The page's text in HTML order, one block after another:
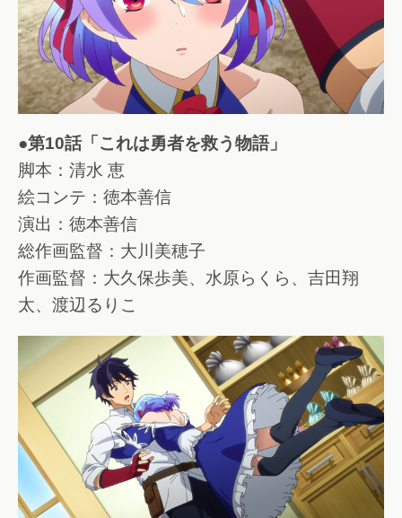
●第10話「これは勇者を救う物語」
脚本：清水 恵
絵コンテ：徳本善信
演出：徳本善信
総作画監督：大川美穂子
作画監督：大久保歩美、水原らくら、吉田翔
太、渡辺るりこ